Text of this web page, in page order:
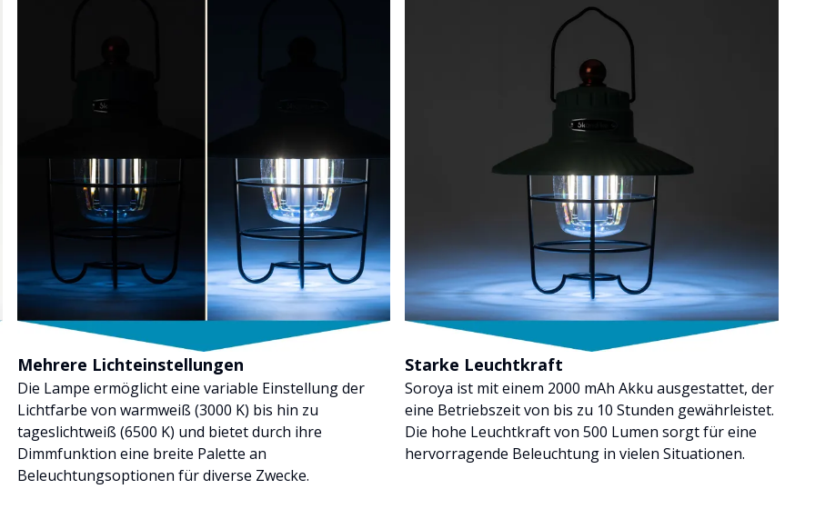
Mehrere Lichteinstellungen
Die Lampe ermöglicht eine variable Einstellung der
Lichtfarbe von warmweiß (3000 K) bis hin zu
tageslichtweiß (6500 K) und bietet durch ihre
Dimmfunktion eine breite Palette an
Beleuchtungsoptionen für diverse Zwecke.
Starke Leuchtkraft
Soroya ist mit einem 2000 mAh Akku ausgestattet, der
eine Betriebszeit von bis zu 10 Stunden gewährleistet.
Die hohe Leuchtkraft von 500 Lumen sorgt für eine
hervorragende Beleuchtung in vielen Situationen.